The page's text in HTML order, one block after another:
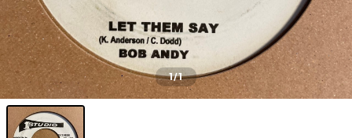
1/1